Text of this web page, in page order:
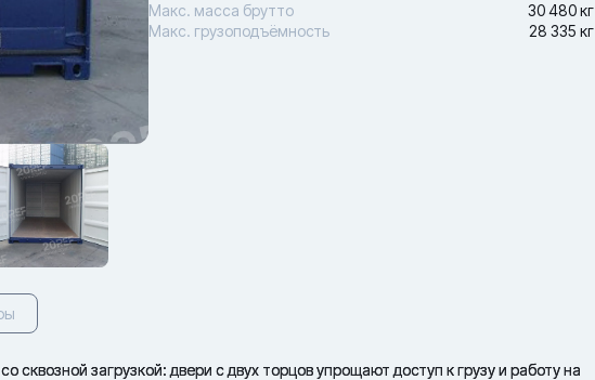
Макс. масса брутто
30 480 кг
Макс. грузоподъёмность
28 335 кг
сквозной загрузкой: двери с двух торцов упрощают доступ к грузу и работу на